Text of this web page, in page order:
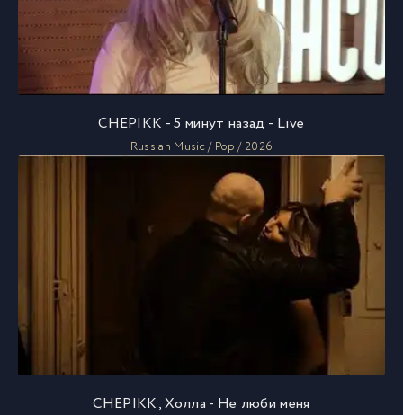
CHEPIKK - 5 минут назад - Live
Russian Music / Pop / 2026
CHEPIKK, Холла - Не люби меня